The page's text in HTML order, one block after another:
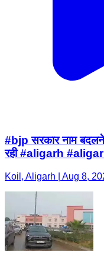
#bjp सरकार नाम
रही #aligarh
Koil, Aligarh | Aug 8,